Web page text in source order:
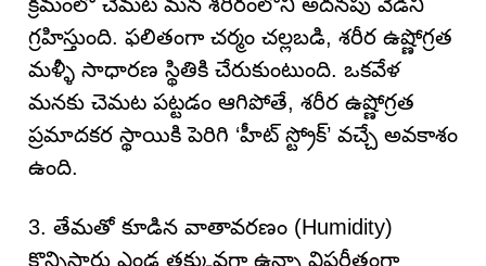
గ్రహిస్తుంది. ఫలితంగా చర్మం చల్లబడి, శరీర ఉష్ణోగ్రత
మళ్ళీ సాధారణ స్థితికి చేరుకుంటుంది. ఒకవేళ
మనకు చెమట పట్టడం ఆగిపోతే, శరీర ఉష్ణోగ్రత
ప్రమాదకర స్థాయికి పెరిగి ‘హీట్ స్ట్రోక్’ వచ్చే అవకాశం
ఉంది.
3. తేమతో కూడిన వాతావరణం (Humidity)
కొన్నిసార్లు ఎండ తక్కువగా ఉన్నా విపరీతంగా